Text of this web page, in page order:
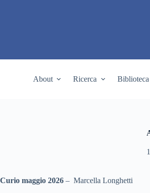
About Ricerca
Curio maggio 2026 – Marcella Longhetti